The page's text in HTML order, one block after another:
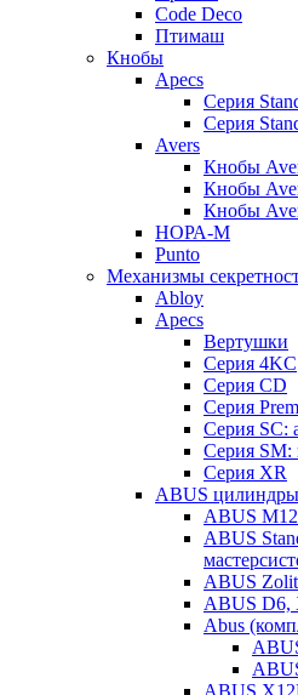
Code Deco
Птимаш
Кнобы
Apecs
Серия
Серия
Avers
Кнобы
Кнобы
Кнобы
НОРА-М
Punto
Механизмы
Abloy
Apecs
Вертушки
Серия 4KC
Серия CD
Серия
Серия SC:
Серия
Серия XR
ABUS цилиндры
ABUS
ABUS
ABUS
ABUS D6,
Abus
ABUS